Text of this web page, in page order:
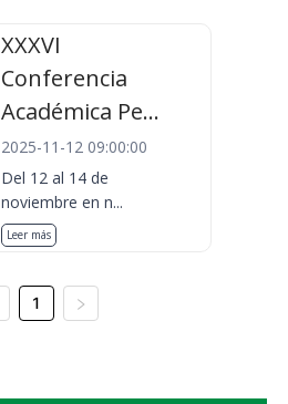
XXXVI
Conferencia
Académica Pe...
2025-11-12 09:00:00
Del 12 al 14 de
noviembre en n...
Leer más
1